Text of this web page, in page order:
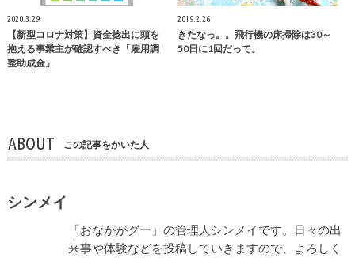
2020.3.29
【新型コロナ対策】資金捻出に頭を
抱える事業主が確認すべき「雇用調
整助成金」
2019.2.26
きたなっ。。飛行機の床掃除は30～
50日に1回だって。
ABOUT この記事をかいた人
シンメイ
「おなかがグー」の管理人シンメイです。日々の出
来事や体験などを投稿していきますので、よろしく